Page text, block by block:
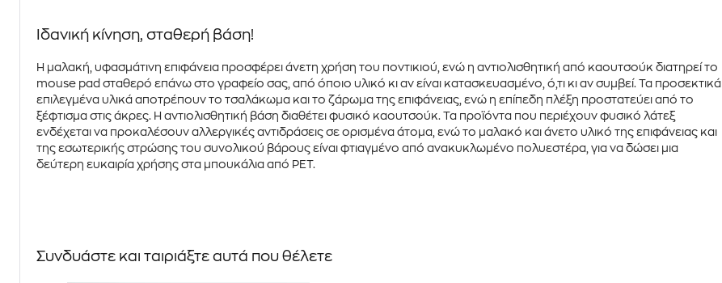
Ιδανική κίνηση, σταθερή βάση!
Η μαλακή, υφασμάτινη επιφάνεια προσφέρει άνετη χρήση του ποντικιού, ενώ η αντιολισθητική από καουτσούκ διατηρεί το
mouse pad σταθερό επάνω στο γραφείο σας, από όποιο υλικό κι αν είναι κατασκευασμένο, ό,τι κι αν συμβεί. Τα προσεκτικά
επιλεγμένα υλικά αποτρέπουν το τσαλάκωμα και το ζάρωμα της επιφάνειας, ενώ η επίπεδη πλέξη προστατεύει από το
ξέφτισμα στις άκρες. Η αντιολισθητική βάση διαθέτει φυσικό καουτσούκ. Τα προϊόντα που περιέχουν φυσικό λάτεξ
ενδέχεται να προκαλέσουν αλλεργικές αντιδράσεις σε ορισμένα άτομα, ενώ το μαλακό και άνετο υλικό της επιφάνειας και
της εσωτερικής στρώσης του συνολικού βάρους είναι φτιαγμένο από ανακυκλωμένο πολυεστέρα , για να δώσει μια
δεύτερη ευκαιρία χρήσης στα μπουκάλια από PET.
Συνδυάστε και ταιριάξτε αυτά που θέλετε